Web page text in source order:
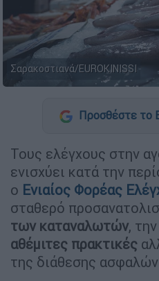
Σαρακοστιανά/EUROKINISSI
Προσθέστε το
Τους ελέγχους στην
ενισχύει κατά την
ο Ενιαίος Φορέας
σταθερό
των καταναλωτών,
αθέμιτες πρακτικές
της διάθεσης